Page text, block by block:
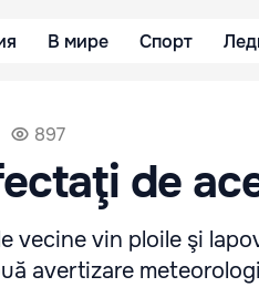
В мире Спорт
897
de
vecine vin ploile şi
avertizare